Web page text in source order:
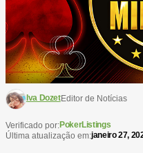
Iva DozetEditor de Notícias
Verificado por:PokerListings
Última atualização em:janeiro 27,